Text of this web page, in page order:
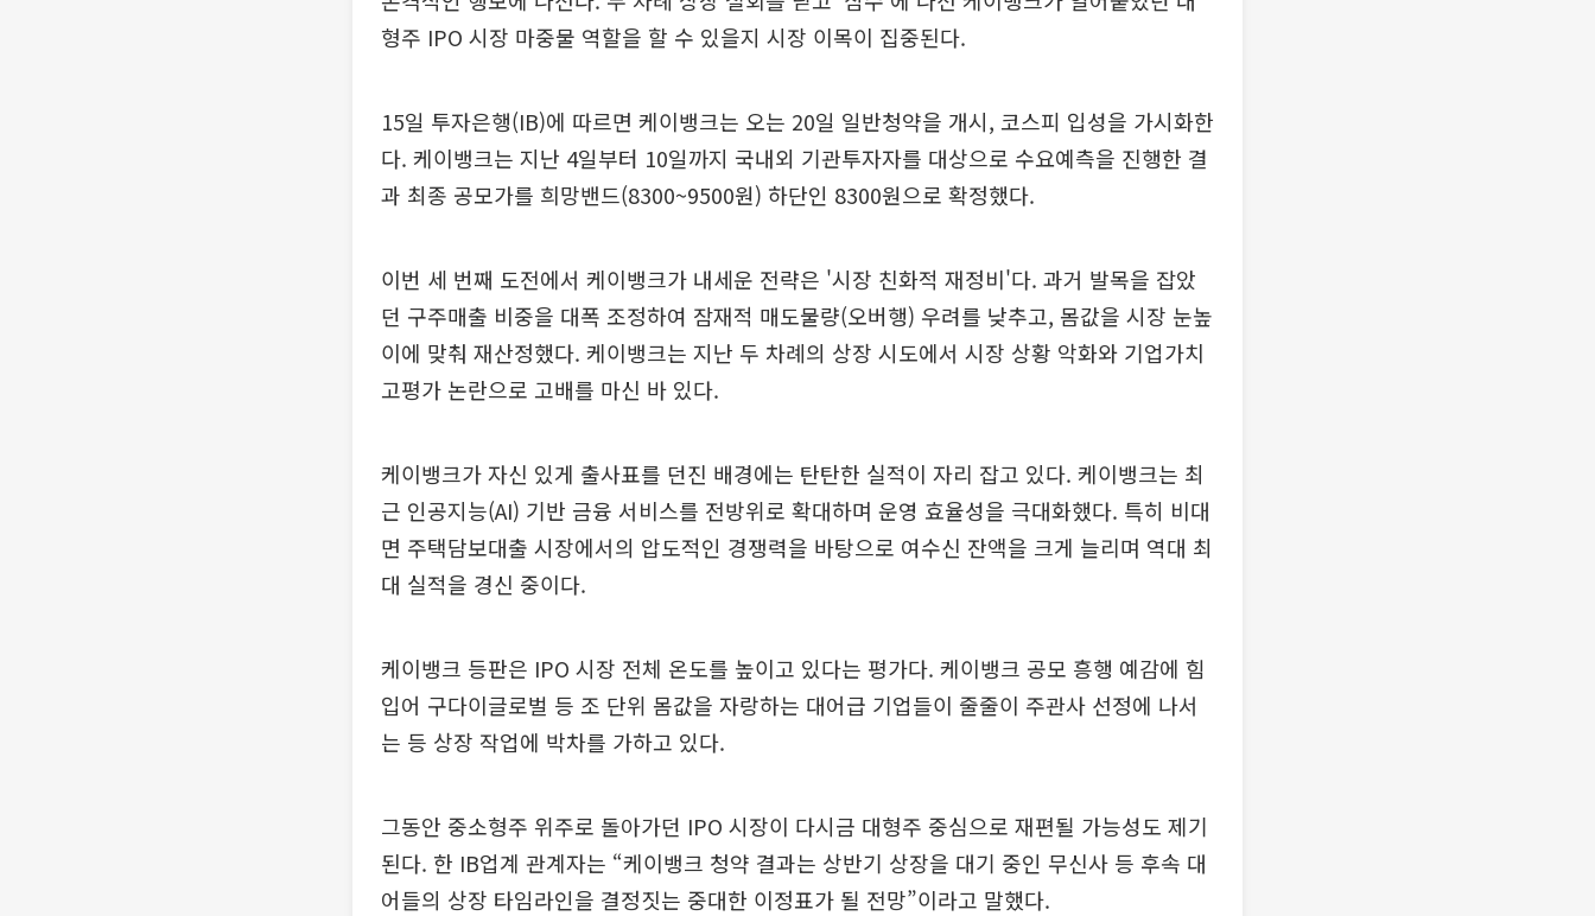
형주 IPO 시장 마중물 역할을 할 수 있을지 시장 이목이 집중된다.
15일 투자은행(IB)에 따르면 케이뱅크는 오는 20일 일반청약을 개시, 코스피 입성을 가시화한
다. 케이뱅크는 지난 4일부터 10일까지 국내외 기관투자자를 대상으로 수요예측을 진행한 결
과 최종 공모가를 희망밴드(8300~9500원) 하단인 8300원으로 확정했다.
이번 세 번째 도전에서 케이뱅크가 내세운 전략은 '시장 친화적 재정비'다. 과거 발목을 잡았
던 구주매출 비중을 대폭 조정하여 잠재적 매도물량(오버행) 우려를 낮추고, 몸값을 시장 눈높
이에 맞춰 재산정했다. 케이뱅크는 지난 두 차례의 상장 시도에서 시장 상황 악화와 기업가치
고평가 논란으로 고배를 마신 바 있다.
케이뱅크가 자신 있게 출사표를 던진 배경에는 탄탄한 실적이 자리 잡고 있다. 케이뱅크는 최
근 인공지능(AI) 기반 금융 서비스를 전방위로 확대하며 운영 효율성을 극대화했다. 특히 비대
면 주택담보대출 시장에서의 압도적인 경쟁력을 바탕으로 여수신 잔액을 크게 늘리며 역대 최
대 실적을 경신 중이다.
케이뱅크 등판은 IPO 시장 전체 온도를 높이고 있다는 평가다. 케이뱅크 공모 흥행 예감에 힘
입어 구다이글로벌 등 조 단위 몸값을 자랑하는 대어급 기업들이 줄줄이 주관사 선정에 나서
는 등 상장 작업에 박차를 가하고 있다.
그동안 중소형주 위주로 돌아가던 IPO 시장이 다시금 대형주 중심으로 재편될 가능성도 제기
된다. 한 IB업계 관계자는 “케이뱅크 청약 결과는 상반기 상장을 대기 중인 무신사 등 후속 대
어들의 상장 타임라인을 결정짓는 중대한 이정표가 될 전망”이라고 말했다.